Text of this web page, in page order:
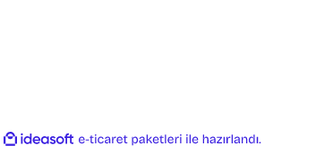
ideasoft e-